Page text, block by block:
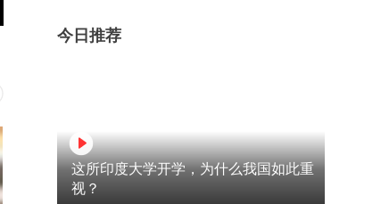
今日推荐
这所印度大学开学，为什么我国如此重
视？